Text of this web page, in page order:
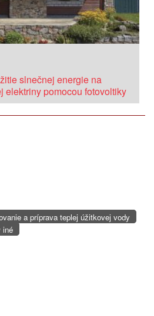
slnečnej energie na
elektriny pomocou fotovoltiky
a príprava teplej úžitkovej vody
iné